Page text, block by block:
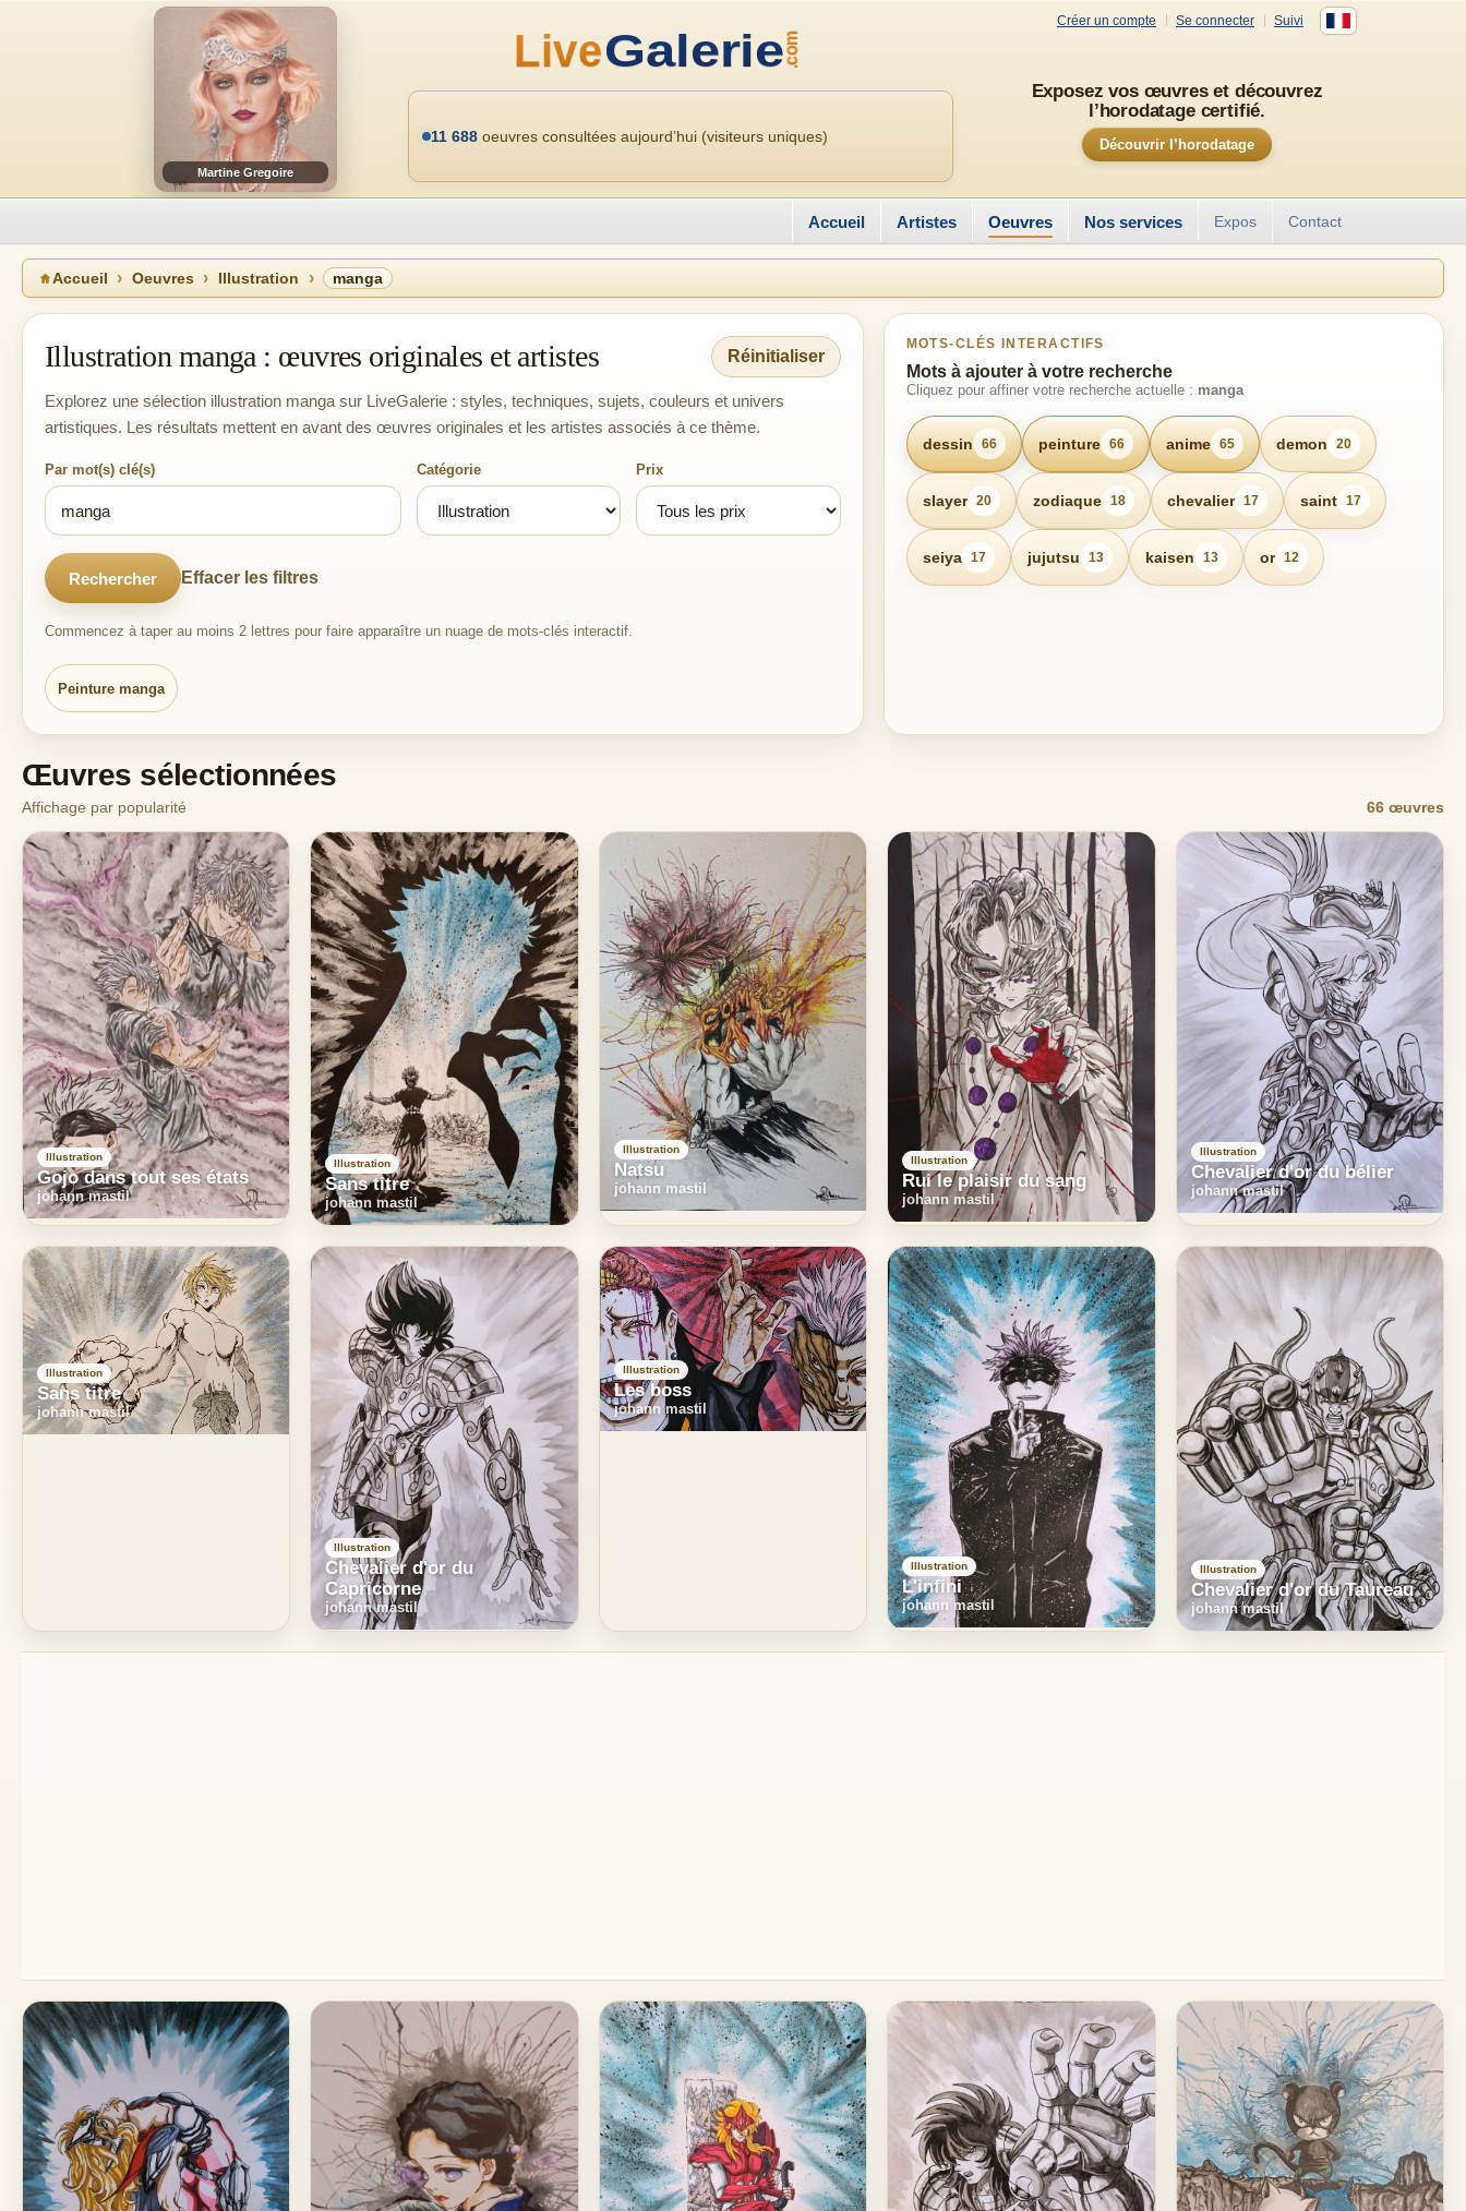
Martine Gregoire
Créer un compte Se connecter Suivi
Exposez vos œuvres et découvrez
l’horodatage certifié.
Découvrir l’horodatage
11 688 oeuvres consultées aujourd’hui (visiteurs uniques)
Accueil Artistes Oeuvres Nos services Expos Contact
Accueil Oeuvres Illustration manga
Illustration manga : œuvres originales et artistes Réinitialiser
Explorez une sélection illustration manga sur LiveGalerie : styles, techniques, sujets, couleurs et univers
artistiques. Les résultats mettent en avant des œuvres originales et les artistes associés à ce thème.
Par mot(s) clé(s) Catégorie Prix
Rechercher Effacer les filtres
Commencez à taper au moins 2 lettres pour faire apparaître un nuage de mots-clés interactif.
Peinture manga
MOTS-CLÉS INTERACTIFS
Mots à ajouter à votre recherche
Cliquez pour affiner votre recherche actuelle : manga
dessin 66 peinture 66 anime 65 demon 20
slayer 20 zodiaque 18 chevalier 17 saint 17
seiya 17 jujutsu 13 kaisen 13 or 12
Œuvres sélectionnées
Affichage par popularité 66 œuvres
Illustration
Gojo dans tout ses états
johann mastil
Illustration
Sans titre
johann mastil
Illustration
Natsu
johann mastil
Illustration
Rui le plaisir du sang
johann mastil
Illustration
Chevalier d'or du bélier
johann mastil
Illustration
Sans titre
johann mastil
Illustration
Chevalier d'or du
Capricorne
johann mastil
Illustration
Les boss
johann mastil
Illustration
L'infini
johann mastil
Illustration
Chevalier d'or du Taureau
johann mastil